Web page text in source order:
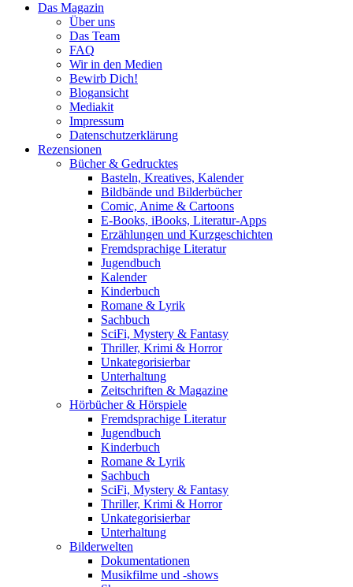
Das Magazin
Über uns
Das Team
FAQ
Wir in den Medien
Bewirb Dich!
Blogansicht
Mediakit
Impressum
Datenschutzerklärung
Rezensionen
Bücher & Gedrucktes
Basteln, Kreatives, Kalender
Bildbände und Bilderbücher
Comic, Anime & Cartoons
E-Books, iBooks, Literatur-Apps
Erzählungen und Kurzgeschichten
Fremdsprachige Literatur
Jugendbuch
Kalender
Kinderbuch
Romane & Lyrik
Sachbuch
SciFi, Mystery & Fantasy
Thriller, Krimi & Horror
Unkategorisierbar
Unterhaltung
Zeitschriften & Magazine
Hörbücher & Hörspiele
Fremdsprachige Literatur
Jugendbuch
Kinderbuch
Romane & Lyrik
Sachbuch
SciFi, Mystery & Fantasy
Thriller, Krimi & Horror
Unkategorisierbar
Unterhaltung
Bilderwelten
Dokumentationen
Musikfilme und -shows